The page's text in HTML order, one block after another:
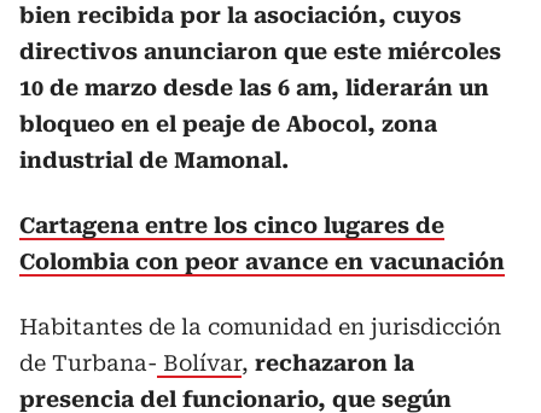
bien recibida por la asociación, cuyos
directivos anunciaron que este miércoles
10 de marzo desde las 6 am, liderarán un
bloqueo en el peaje de Abocol, zona
industrial de Mamonal.
Cartagena entre los cinco lugares de
Colombia con peor avance en vacunación
Habitantes de la comunidad en jurisdicción
de Turbana- Bolívar, rechazaron la
presencia del funcionario, que según